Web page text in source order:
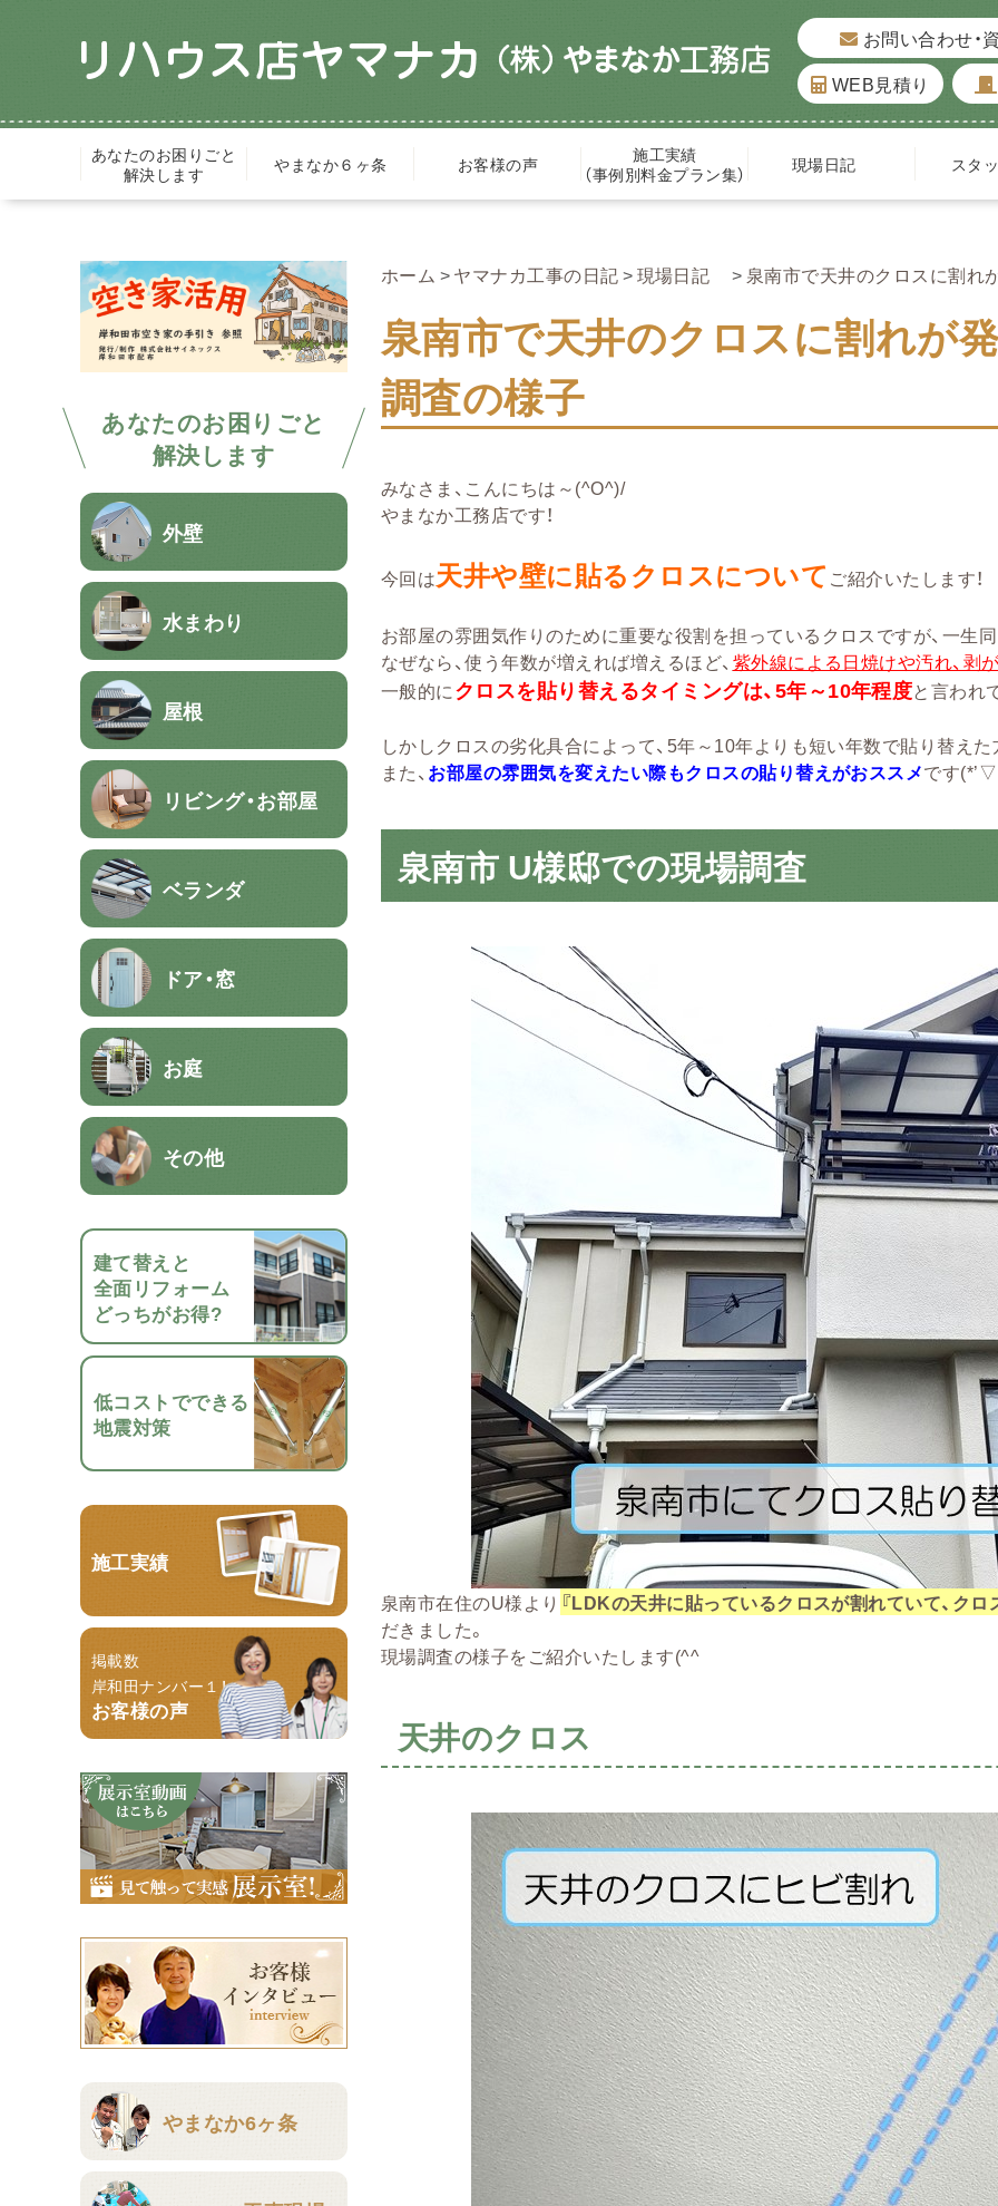
お問い合わせ・
WEB見積り
あなたのお困りごと
解決します
やまなか６ヶ条 お客様の声
施工実績
（事例別料金プラン集）
現場日記 スタ
あなたのお困りごと
解決します
外壁
水まわり
屋根
リビング・お部屋
ベランダ
ドア・窓
お庭
その他
建て替えと
全面リフォーム
どっちがお得?
低コストでできる
地震対策
施工実績
掲載数
岸和田ナンバー１！
お客様の声
やまなか6ヶ条
ホーム ヤマナカ工事の日記 現場日記 泉南市で天井のクロスに割れ
泉南市で天井のクロスに割れが
調査の様子
みなさま、こんにちは～(^O^)/
やまなか工務店です！
今回は天井や壁に貼るクロスについて ご紹介いたします！
お部屋の雰囲気作りのために重要な役割を担っているクロスですが、一生
なぜなら、使う年数が増えれば増えるほど、 紫外線による日焼けや汚れ、剥
一般的にクロスを貼り替えるタイミングは、5年～10年程度と言われ
しかしクロスの劣化具合によって、5年～10年よりも短い年数で貼り替え
また、 お部屋の雰囲気を変えたい際もクロスの貼り替えがおススメです
泉南市 U様邸での現場調査
泉南市在住のU様より 『LDKの天井に貼っているクロスが割れていて、ク
だきました。
現場調査の様子をご紹介いたします(^^ゞ
天井のクロス